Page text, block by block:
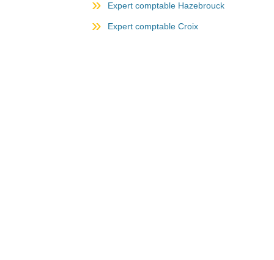
Expert comptable Hazebrouck
Expert comptable Croix